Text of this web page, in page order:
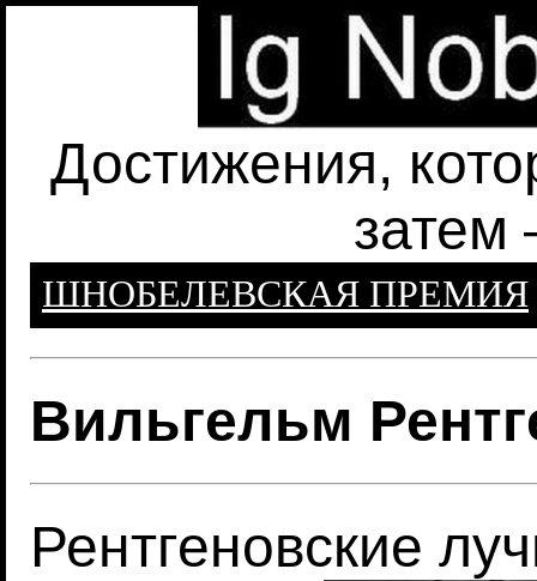
Достижения,
затем
ШНОБЕЛЕВСКАЯ ПРЕМИЯ
Вильгельм
Рентгеновские